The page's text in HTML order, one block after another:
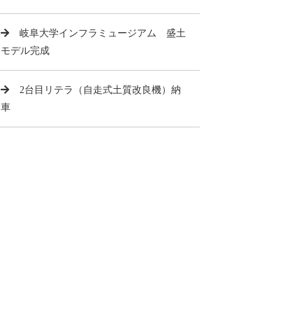
岐阜大学インフラミュージアム 盛土
モデル完成
2台目リテラ（自走式土質改良機）納
車